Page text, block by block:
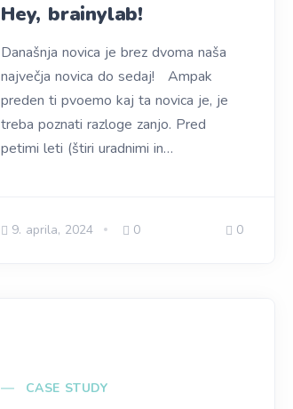
Hey, brainylab!
Današnja novica je brez dvoma naša
največja novica do sedaj! Ampak
preden ti pvoemo kaj ta novica je, je
treba poznati razloge zanjo. Pred
petimi leti (štiri uradnimi in…
9. aprila, 2024 0 0
CASE STUDY